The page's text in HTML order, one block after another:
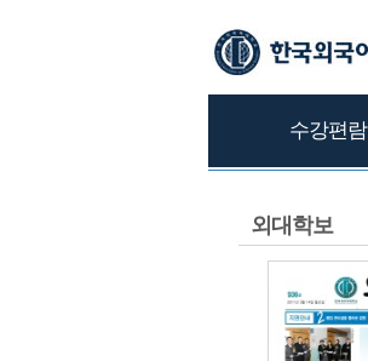
수강편람
외대학보